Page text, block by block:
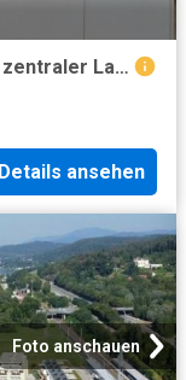
Stilvolle 3 Zi Wohnung mit Loggia in zentraler Lage
Details ansehen
Foto anschauen